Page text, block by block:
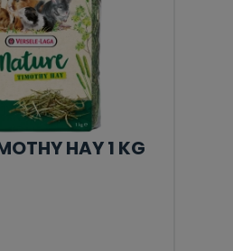
HAY 1 KG